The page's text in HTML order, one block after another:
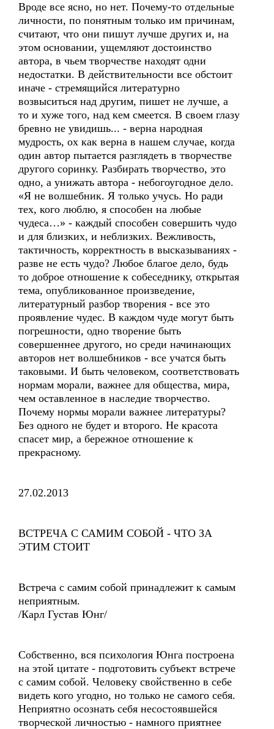
Вроде все ясно, но нет. Почему-то отдельные
личности, по понятным только им причинам,
считают, что они пишут лучше других и, на
этом основании, ущемляют достоинство
автора, в чьем творчестве находят одни
недостатки. В действительности все обстоит
иначе - стремящийся литературно
возвыситься над другим, пишет не лучше, а
то и хуже того, над кем смеется. В своем глазу
бревно не увидишь... - верна народная
мудрость, ох как верна в нашем случае, когда
один автор пытается разглядеть в творчестве
другого соринку. Разбирать творчество, это
одно, а унижать автора - небогоугодное дело.
«Я не волшебник. Я только учусь. Но ради
тех, кого люблю, я способен на любые
чудеса…» - каждый способен совершить чудо
и для близких, и неблизких. Вежливость,
тактичность, корректность в высказываниях -
разве не есть чудо? Любое благое дело, будь
то доброе отношение к собеседнику, открытая
тема, опубликованное произведение,
литературный разбор творения - все это
проявление чудес. В каждом чуде могут быть
погрешности, одно творение быть
совершеннее другого, но среди начинающих
авторов нет волшебников - все учатся быть
таковыми. И быть человеком, соответствовать
нормам морали, важнее для общества, мира,
чем оставленное в наследие творчество.
Почему нормы морали важнее литературы?
Без одного не будет и второго. Не красота
спасет мир, а бережное отношение к
прекрасному.
27.02.2013
ВСТРЕЧА С САМИМ СОБОЙ - ЧТО ЗА
ЭТИМ СТОИТ
Встреча с самим собой принадлежит к самым
неприятным.
/Карл Густав Юнг/
Собственно, вся психология Юнга построена
на этой цитате - подготовить субъект встрече
с самим собой. Человеку свойственно в себе
видеть кого угодно, но только не самого себя.
Неприятно осознать себя несостоявшейся
творческой личностью - намного приятнее